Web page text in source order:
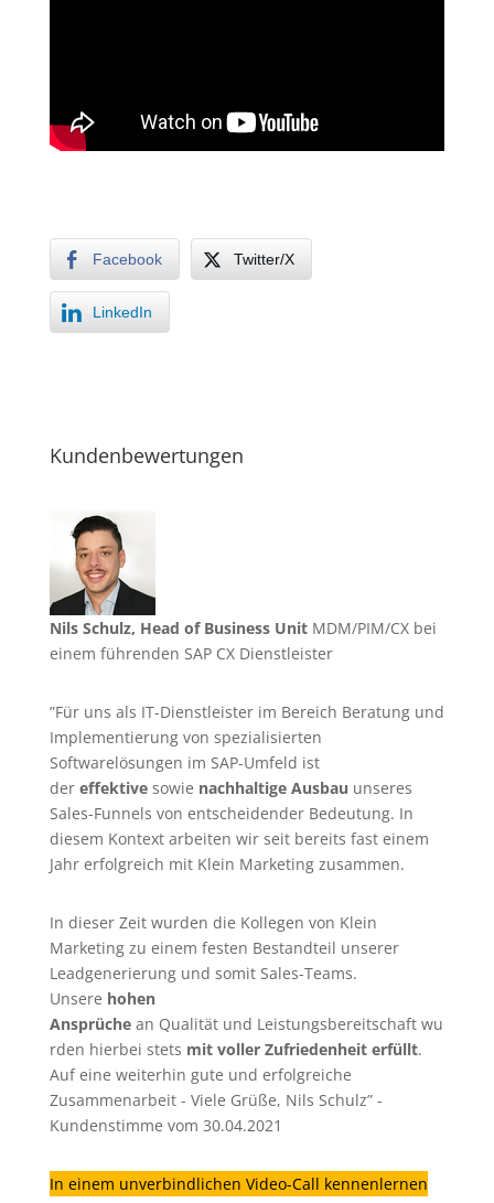
Facebook Twitter/X
LinkedIn
Kundenbewertungen
Nils Schulz, Head of Business UnitMDM/PIM/CX bei
einem führenden SAP CX Dienstleister
”Für uns als IT-Dienstleister im Bereich Beratung und
Implementierung von spezialisierten
Softwarelösungen im SAP-Umfeld ist
der effektive sowie nachhaltige Ausbau unseres
Sales-Funnels von entscheidender Bedeutung. In
diesem Kontext arbeiten wir seit bereits fast einem
Jahr erfolgreich mit Klein Marketing zusammen.
In dieser Zeit wurden die Kollegen von Klein
Marketing zu einem festen Bestandteil unserer
Leadgenerierungund somit Sales-Teams.
Unsere hohen
Ansprüchean Qualität und Leistungsbereitschaft wu
rden hierbei stets mit voller Zufriedenheit erfüllt.
Auf eine weiterhin gute und erfolgreiche
Zusammenarbeit - Viele Grüße, Nils Schulz” -
Kundenstimme vom 30.04.2021
In einem unverbindlichen Video-Call kennenlernen